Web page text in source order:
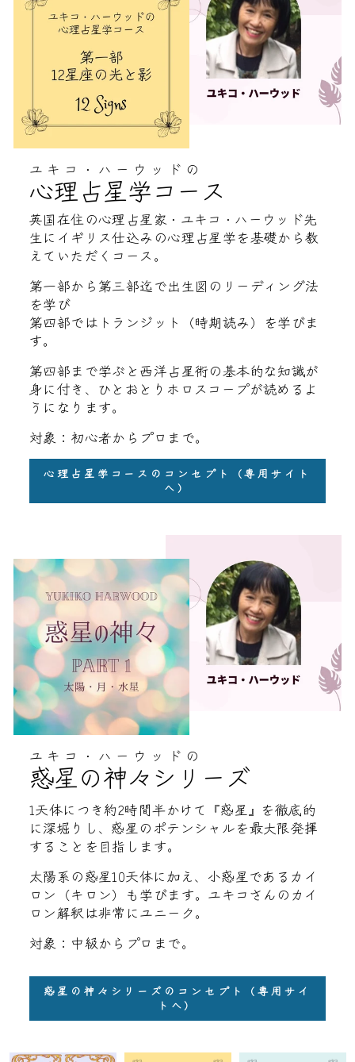
ユキコ・ハーウッドの
心理占星学コース
英国在住の心理占星家・ユキコ・ハーウッド先
生にイギリス仕込みの心理占星学を基礎から教
えていただくコース。
第一部から第三部迄で出生図のリーディング法
を学び
第四部ではトランジット（時期読み）を学びま
す。
第四部まで学ぶと西洋占星術の基本的な知識が
身に付き、ひとおとりホロスコープが読めるよ
うになります。
対象：初心者からプロまで。
心理占星学コースのコンセプト（専用サイト
へ）
ユキコ・ハーウッドの
惑星の神々シリーズ
1天体につき約2時間半かけて『惑星』を徹底的
に深堀りし、惑星のポテンシャルを最大限発揮
することを目指します。
太陽系の惑星10天体に加え、小惑星であるカイ
ロン（キロン）も学びます。ユキコさんのカイ
ロン解釈は非常にユニーク。
対象：中級からプロまで。
惑星の神々シリーズのコンセプト（専用サイ
トへ）